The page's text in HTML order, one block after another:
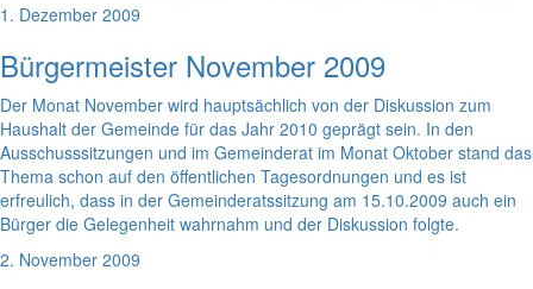
1. Dezember 2009
Bürgermeister November 2009
Der Monat November wird hauptsächlich von der Diskussion zum
Haushalt der Gemeinde für das Jahr 2010 geprägt sein. In den
Ausschusssitzungen und im Gemeinderat im Monat Oktober stand das
Thema schon auf den öffentlichen Tagesordnungen und es ist
erfreulich, dass in der Gemeinderatssitzung am 15.10.2009 auch ein
Bürger die Gelegenheit wahrnahm und der Diskussion folgte.
2. November 2009